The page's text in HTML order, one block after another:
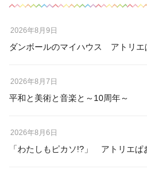
ダンボールのマイハウス アトリエ
2026年8月9日
平和と美術と音楽と～10周年～
2026年8月7日
「わたしもピカソ!?」 アトリエぱ
2026年8月6日